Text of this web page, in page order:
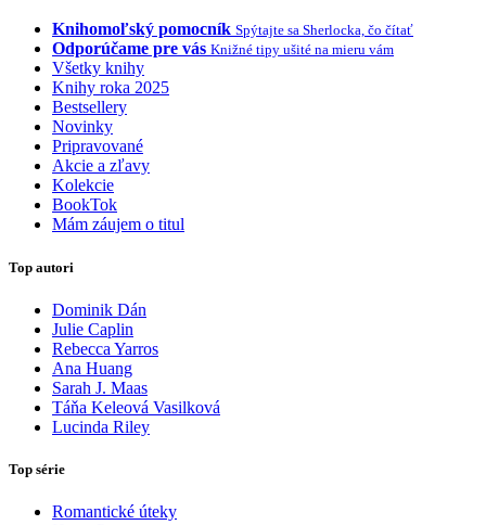
Knihomoľský pomocník Spýtajte sa Sherlocka, čo čítať
Odporúčame pre vás Knižné tipy ušité na mieru vám
Všetky knihy
Knihy roka 2025
Bestsellery
Novinky
Pripravované
Akcie a zľavy
Kolekcie
BookTok
Mám záujem o titul
Top autori
Dominik Dán
Julie Caplin
Rebecca Yarros
Ana Huang
Sarah J. Maas
Táňa Keleová Vasilková
Lucinda Riley
Top série
Romantické úteky